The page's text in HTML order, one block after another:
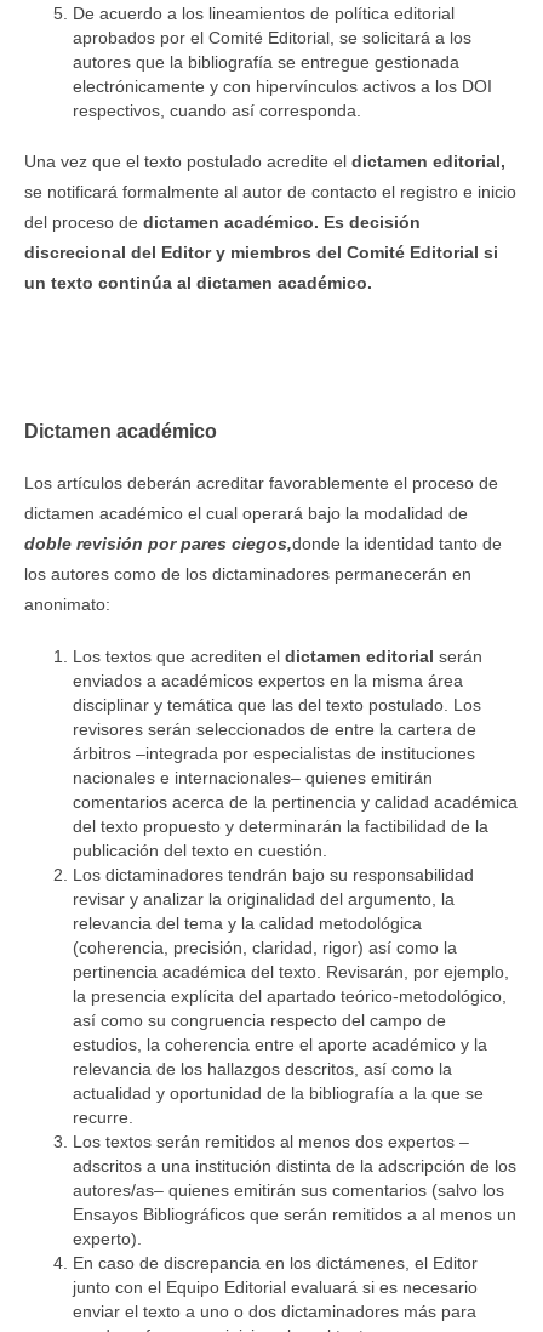
De acuerdo a los lineamientos de política editorial
aprobados por el Comité Editorial, se solicitará a los
autores que la bibliografía se entregue gestionada
electrónicamente y con hipervínculos activos a los DOI
respectivos, cuando así corresponda.
Una vez que el texto postulado acredite el dictamen editorial,
se notificará formalmente al autor de contacto el registro e inicio
del proceso de dictamen académico. Es decisión
discrecional del Editor y miembros del Comité Editorial si
un texto continúa al dictamen académico.
Dictamen académico
Los artículos deberán acreditar favorablemente el proceso de
dictamen académico el cual operará bajo la modalidad de
doble revisión por pares ciegos,donde la identidad tanto de
los autores como de los dictaminadores permanecerán en
anonimato:
Los textos que acrediten el dictamen editorial serán
enviados a académicos expertos en la misma área
disciplinar y temática que las del texto postulado. Los
revisores serán seleccionados de entre la cartera de
árbitros ­­–integrada por especialistas de instituciones
nacionales e internacionales– quienes emitirán
comentarios acerca de la pertinencia y calidad académica
del texto propuesto y determinarán la factibilidad de la
publicación del texto en cuestión.
Los dictaminadores tendrán bajo su responsabilidad
revisar y analizar la originalidad del argumento, la
relevancia del tema y la calidad metodológica
(coherencia, precisión, claridad, rigor) así como la
pertinencia académica del texto. Revisarán, por ejemplo,
la presencia explícita del apartado teórico-metodológico,
así como su congruencia respecto del campo de
estudios, la coherencia entre el aporte académico y la
relevancia de los hallazgos descritos, así como la
actualidad y oportunidad de la bibliografía a la que se
recurre.
Los textos serán remitidos al menos dos expertos –
adscritos a una institución distinta de la adscripción de los
autores/as– quienes emitirán sus comentarios (salvo los
Ensayos Bibliográficos que serán remitidos a al menos un
experto).
En caso de discrepancia en los dictámenes, el Editor
junto con el Equipo Editorial evaluará si es necesario
enviar el texto a uno o dos dictaminadores más para